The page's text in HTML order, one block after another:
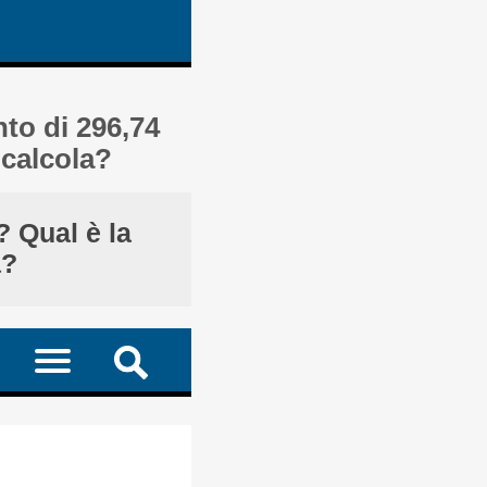
di 296,74
Qual è la